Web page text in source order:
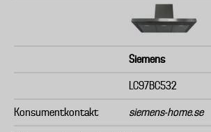
Siemens
LC97BC532
Konsumentkontakt siemens-home.se